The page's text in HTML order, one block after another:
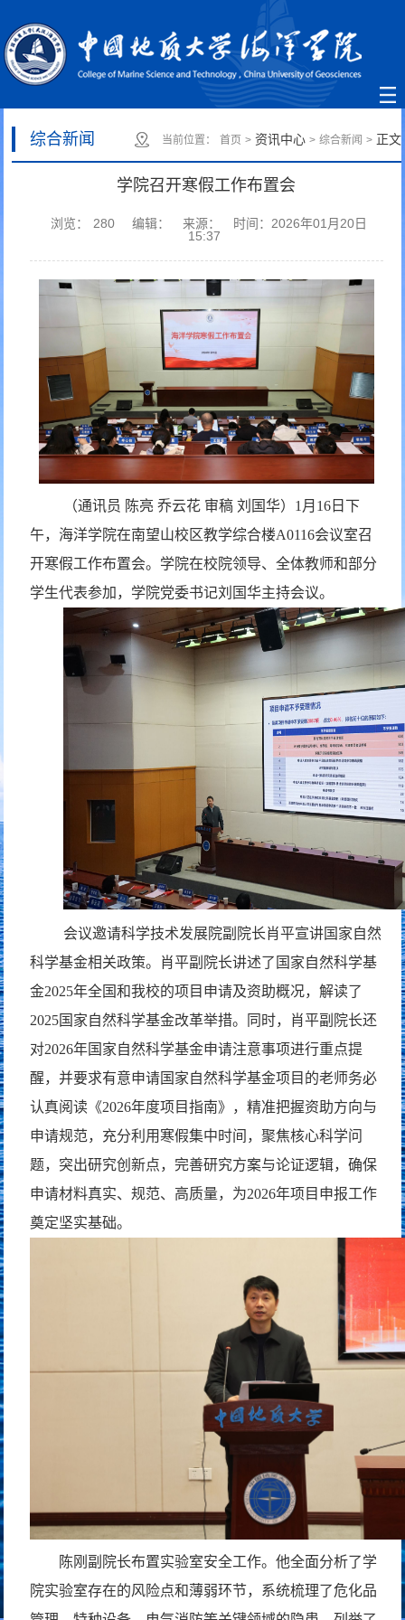
综合新闻 当前位置： 首页 >资讯中心 > 综合新闻 >正文
学院召开寒假工作布置会
浏览： 280 编辑： 来源：
时间：2026年01月20日
15:37
（通讯员 陈亮乔云花 审稿 刘国华）1月16日下
午，海洋学院在南望山校区教学综合楼A0116会议室召
开寒假工作布置会。学院在校院领导、全体教师和部分
学生代表参加，学院党委书记刘国华主持会议。
会议邀请科学技术发展院副院长肖平宣讲国家自然
科学基金相关政策。肖平副院长讲述了国家自然科学基
金2025年全国和我校的项目申请及资助概况，解读了
2025国家自然科学基金改革举措。同时，肖平副院长还
对2026年国家自然科学基金申请注意事项进行重点提
醒，并要求有意申请国家自然科学基金项目的老师务必
认真阅读《2026年度项目指南》，精准把握资助方向与
申请规范，充分利用寒假集中时间，聚焦核心科学问
题，突出研究创新点，完善研究方案与论证逻辑，确保
申请材料真实、规范、高质量，为2026年项目申报工作
奠定坚实基础。
陈刚副院长布置实验室安全工作。他全面分析了学
院实验室存在的风险点和薄弱环节，系统梳理了危化品